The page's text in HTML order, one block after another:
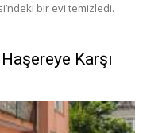
bir evi temizledi.
Karşı